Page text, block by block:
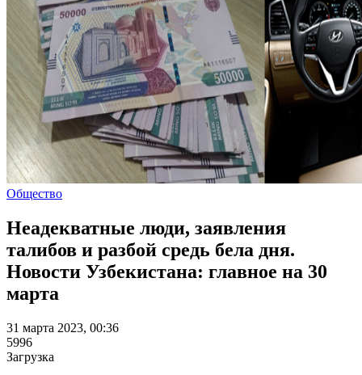
Общество
Неадекватные люди, заявления
талибов и разбой средь бела дня.
Новости Узбекистана: главное на 30
марта
31 марта 2023, 00:36
5996
Загрузка